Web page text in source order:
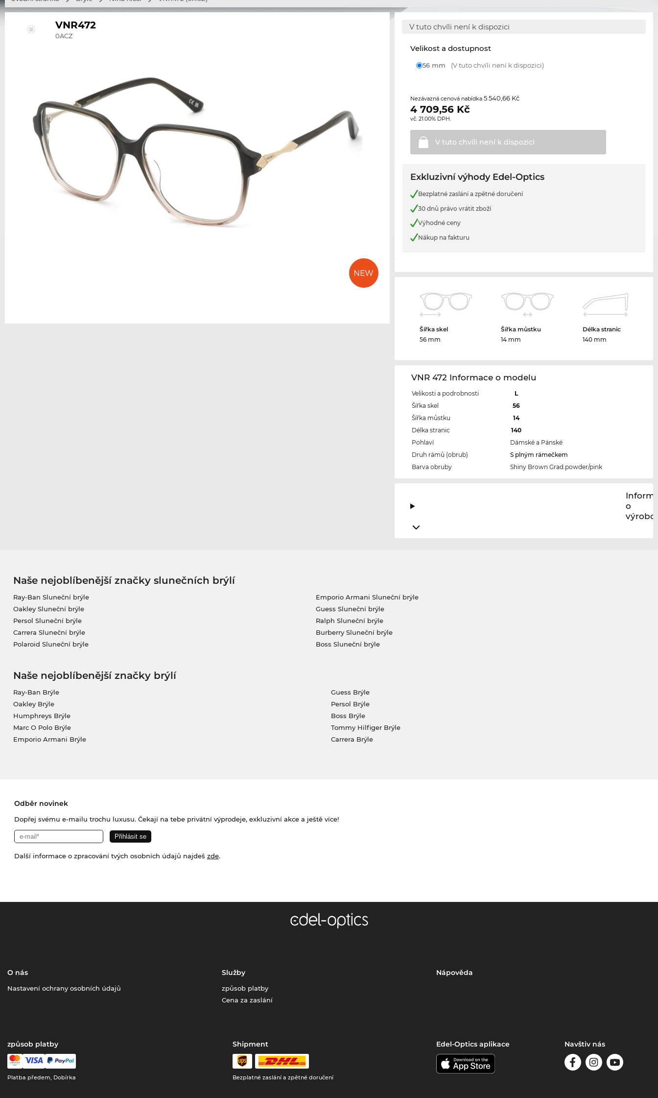
VNR472
0ACZ
V tuto chvíli není k dispozici
Velikost a dostupnost
56 mm (V tuto chvíli není k dispozici)
Nezávazná cenová nabídka5 540,66 Kč
4 709,56 Kč
vč. 21.00% DPH.
V tuto chvíli není k dispozici
Exkluzivní výhody Edel-Optics
Bezplatné zaslání a zpětné doručení
30 dnů právo vrátit zboží
Výhodné ceny
Nákup na fakturu
Šířka skel
56 mm
Šířka můstku
14 mm
Délka stranic
140 mm
VNR 472 Informace o modelu
Velikosti a podrobnosti
L
Šířka skel
56
Šířka můstku
14
Délka stranic
140
Pohlaví
Dámské a Pánské
Druh rámů (obrub)
S plným rámečkem
Barva obruby
Shiny Brown Grad.powder/pink
o
výrobci
Naše nejoblíbenější značky slunečních brýlí
Ray-Ban Sluneční brýle
Oakley Sluneční brýle
Persol Sluneční brýle
Carrera Sluneční brýle
Polaroid Sluneční brýle
Emporio Armani Sluneční brýle
Guess Sluneční brýle
Ralph Sluneční brýle
Burberry Sluneční brýle
Boss Sluneční brýle
Naše nejoblíbenější značky brýlí
Ray-Ban Brýle
Oakley Brýle
Humphreys Brýle
Marc O Polo Brýle
Emporio Armani Brýle
Guess Brýle
Persol Brýle
Boss Brýle
Tommy Hilfiger Brýle
Carrera Brýle
Odběr novinek
Dopřej svému e-mailu trochu luxusu. Čekají na tebe privátní výprodeje, exkluzivní akce a ještě více!
Další informace o zpracování tvých osobních údajů najdeš zde.
O nás
Nastavení ochrany osobních údajů
Služby
způsob platby
Cena za zaslání
Nápověda
způsob platby
Platba předem, Dobírka
Shipment
Bezplatné zaslání a zpětné doručení
Edel-Optics aplikace Navštiv nás